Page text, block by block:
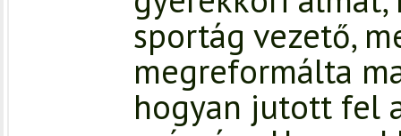
sportág vezető,
megreformálta
hogyan jutott fel